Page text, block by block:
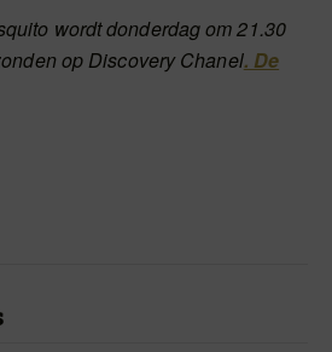
wordt donderdag om 21.30
op Discovery Chanel. De